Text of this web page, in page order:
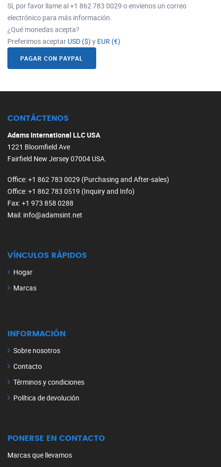
Sí, por favor llame al +1 862 783 0029 o envíenos un correo
electrónico para más información.
¿Qué monedas acepta?
Preferimos aceptar USD ($) y EUR (€)
PAGAR CON PAYPAL
CONTÁCTENOS
Adams International LLC USA
1221 Bloomfield Ave
Fairfield New Jersey 07004 USA.
Office: +1 862 783 0029 (Purchasing and After-sales)
Office: +1 862 783 0519 (Inquiry and Info)
Fax: +1 973 858 0288
Mail: info@adamsint.net
VÍNCULOS RÁPIDOS
Hogar
Marcas
INFORMACIÓN
Sobre nosotros
Contacto
Términos y condiciones
Política de devolución
PONERSE EN CONTACTO
Marcas que llevamos